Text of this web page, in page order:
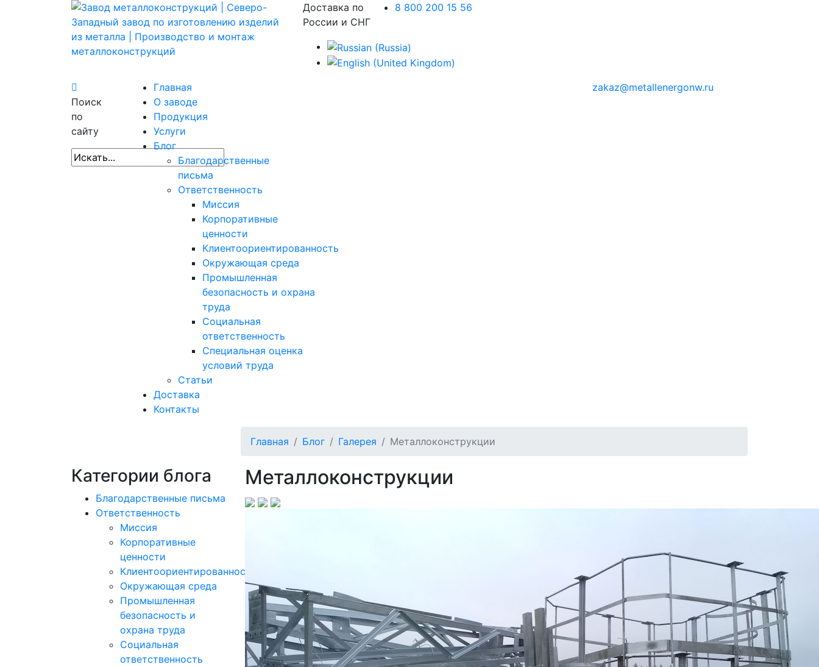
Доставка по
России и СНГ
8 800 200 15 56
Поиск
по
сайту
Главная
О заводе
Продукция
Услуги
Блог
Благодарственные
письма
Ответственность
Миссия
Корпоративные
ценности
Клиентоориентированность
Окружающая среда
Промышленная
безопасность и охрана
труда
Социальная
ответственность
Специальная оценка
условий труда
Статьи
Доставка
Контакты
zakaz@metallenergonw.ru
Главная Блог Галерея Металлоконструкции
Категории блога
Благодарственные письма
Ответственность
Миссия
Корпоративные
ценности
Клиентоориентированность
Окружающая среда
Промышленная
безопасность и
охрана труда
Социальная
ответственность
Металлоконструкции